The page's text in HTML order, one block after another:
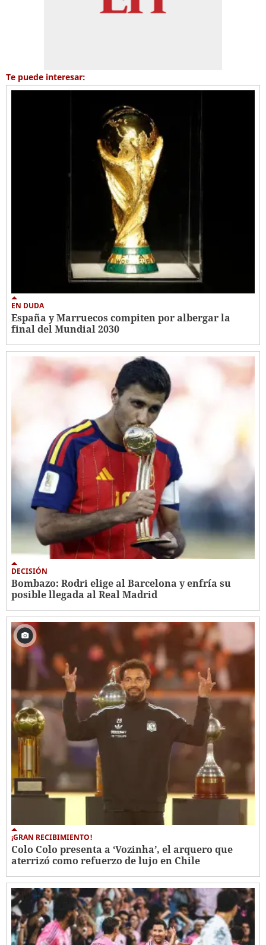
Te puede interesar:
EN DUDA
España y Marruecos compiten por albergar la
final del Mundial 2030
DECISIÓN
Bombazo: Rodri elige al Barcelona y enfría su
posible llegada al Real Madrid
¡GRAN RECIBIMIENTO!
Colo Colo presenta a ‘Vozinha’, el arquero que
aterrizó como refuerzo de lujo en Chile